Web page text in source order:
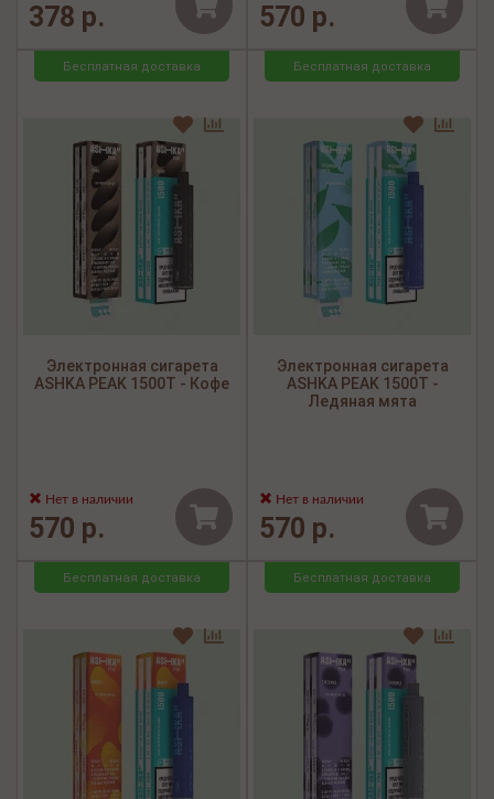
378 р. 570 р.
Бесплатная доставка
Электронная сигарета
ASHKA PEAK 1500Т - Кофе
Нет в наличии
570 р.
Бесплатная доставка
Электронная сигарета
ASHKA PEAK 1500Т -
Ледяная мята
Нет в наличии
570 р.
Бесплатная доставка Бесплатная доставка